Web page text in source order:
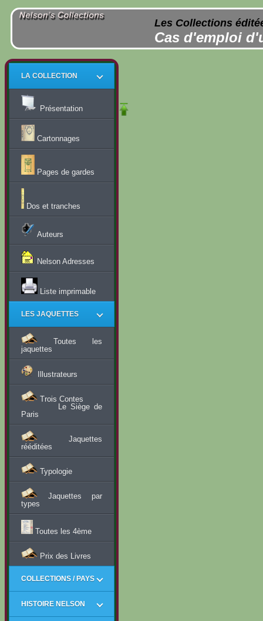
Les Collections
Cas d'emploi
LA COLLECTION
Présentation
Cartonnages
Pages de gardes
Dos et tranches
Auteurs
Nelson Adresses
Liste imprimable
LES JAQUETTES
Toutes les
jaquettes
Illustrateurs
Trois Contes
Le Siège de
Paris
Jaquettes
rééditées
Typologie
Jaquettes par
types
Toutes les 4ème
Prix des Livres
COLLECTIONS / PAYS
HISTOIRE NELSON